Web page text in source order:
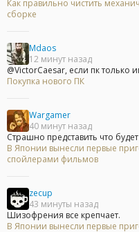
Как правильно чистить
сборке
Mdaos
12 минут назад
@VictorCaesar, если пк только
Покупка нового ПК
Wargamer
40 минут назад
Страшно представить что
В Японии вынесли первые
спойлерами фильмов
zecup
43 минуты назад
Шизофрения все крепчает.
В Японии вынесли первые